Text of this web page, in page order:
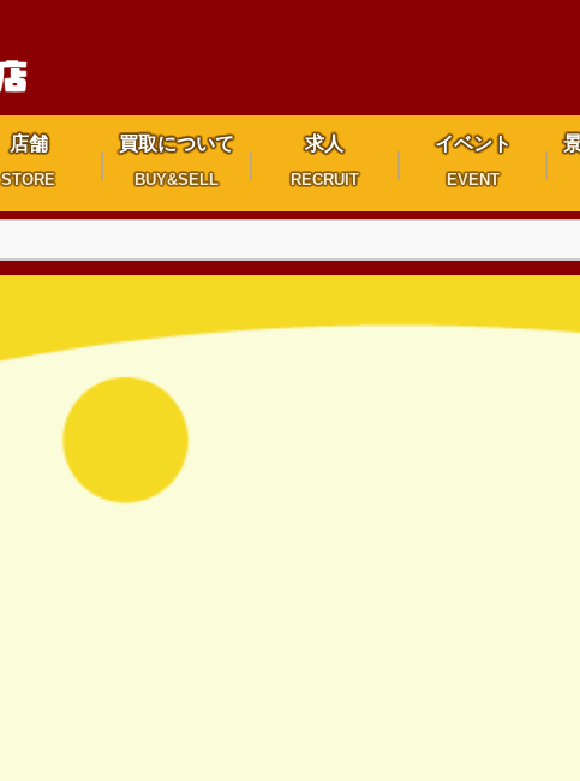
店舗
STORE
買取について
BUY&SELL
求人
RECRUIT
イベント
EVENT